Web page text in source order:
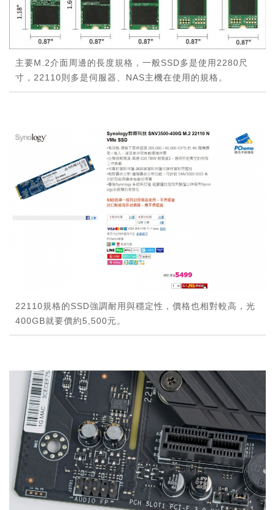
主要M.2介面周邊的長度規格，一般SSD多是使用2280尺
寸，22110則多是伺服器、NAS主機在使用的規格。
22110規格的SSD強調耐用與穩定性，價格也相對較高，光
400GB就要價約5,500元。